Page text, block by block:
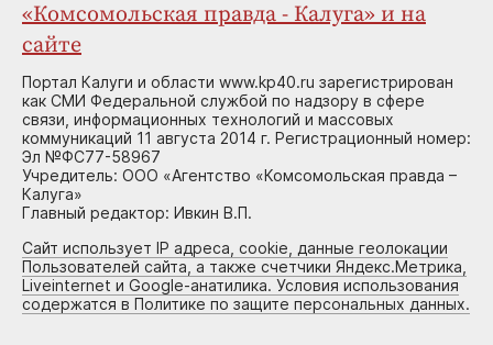
«Комсомольская правда - Калуга» и на
сайте
Портал Калуги и области www.kp40.ru зарегистрирован
как СМИ Федеральной службой по надзору в сфере
связи, информационных технологий и массовых
коммуникаций 11 августа 2014 г. Регистрационный номер:
Эл №ФС77-58967
Учредитель: ООО «Агентство «Комсомольская правда –
Калуга»
Главный редактор: Ивкин В.П.
Сайт использует IP адреса, cookie, данные геолокации
Пользователей сайта, а также счетчики Яндекс.Метрика,
Liveinternet и Google-анатилика. Условия использования
содержатся в Политике по защите персональных данных.